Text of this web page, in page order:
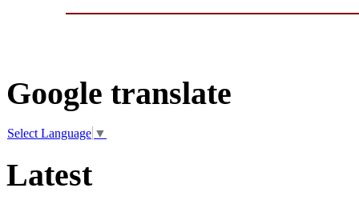
Google translate
Select Language ▼
Latest